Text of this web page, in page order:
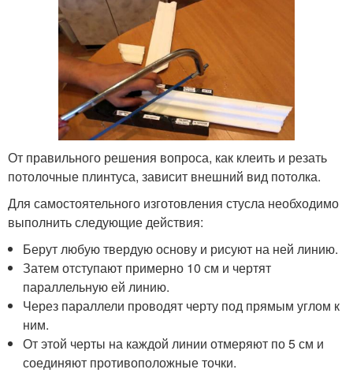
От правильного решения вопроса, как клеить и резать
потолочные плинтуса, зависит внешний вид потолка.
Для самостоятельного изготовления стусла необходимо
выполнить следующие действия:
Берут любую твердую основу и рисуют на ней линию.
Затем отступают примерно 10 см и чертят
параллельную ей линию.
Через параллели проводят черту под прямым углом к
ним.
От этой черты на каждой линии отмеряют по 5 см и
соединяют противоположные точки.